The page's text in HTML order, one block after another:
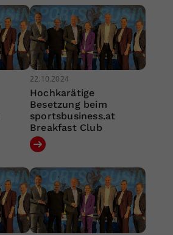
22.10.2024
Hochkarätige
Besetzung beim
sportsbusiness.at
Breakfast Club